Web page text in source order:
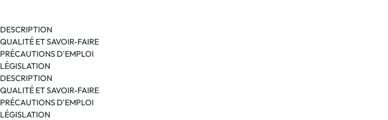
DESCRIPTION
QUALITÉ ET SAVOIR-FAIRE
PRÉCAUTIONS D'EMPLOI
LÉGISLATION
DESCRIPTION
QUALITÉ ET SAVOIR-FAIRE
PRÉCAUTIONS D'EMPLOI
LÉGISLATION